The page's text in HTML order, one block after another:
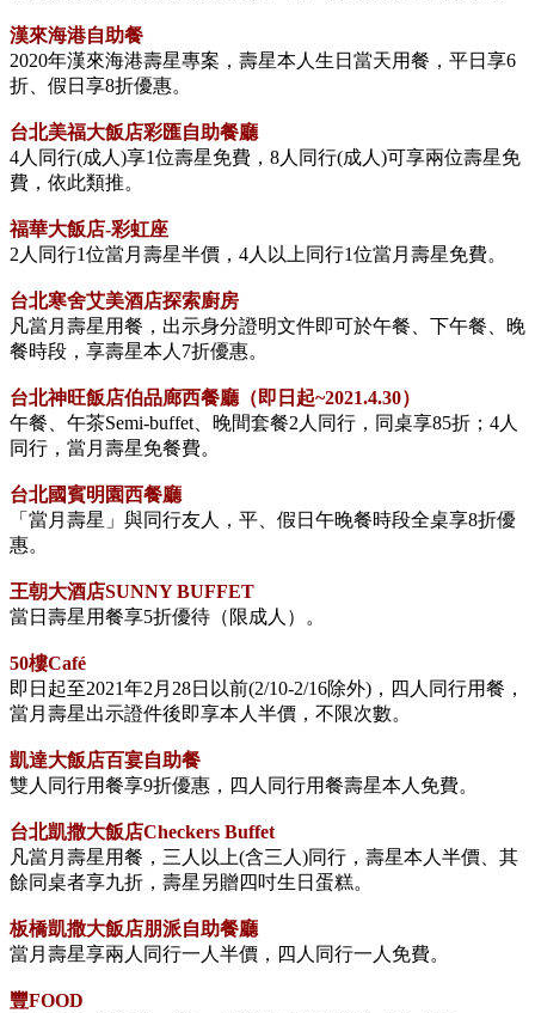
漢來海港自助餐
2020年漢來海港壽星專案，壽星本人生日當天用餐，平日享6
折、假日享8折優惠。
台北美福大飯店彩匯自助餐廳
4人同行(成人)享1位壽星免費，8人同行(成人)可享兩位壽星免
費，依此類推。
福華大飯店-彩虹座
2人同行1位當月壽星半價，4人以上同行1位當月壽星免費。
台北寒舍艾美酒店探索廚房
凡當月壽星用餐，出示身分證明文件即可於午餐、下午餐、晚
餐時段，享壽星本人7折優惠。
台北神旺飯店伯品廊西餐廳（即日起~2021.4.30）
午餐、午茶Semi-buffet、晚間套餐2人同行，同桌享85折；4人
同行，當月壽星免餐費。
台北國賓明園西餐廳
「當月壽星」與同行友人，平、假日午晚餐時段全桌享8折優
惠。
王朝大酒店SUNNY BUFFET
當日壽星用餐享5折優待（限成人）。
50樓Café
即日起至2021年2月28日以前(2/10-2/16除外)，四人同行用餐，
當月壽星出示證件後即享本人半價，不限次數。
凱達大飯店百宴自助餐
雙人同行用餐享9折優惠，四人同行用餐壽星本人免費。
台北凱撒大飯店Checkers Buffet
凡當月壽星用餐，三人以上(含三人)同行，壽星本人半價、其
餘同桌者享九折，壽星另贈四吋生日蛋糕。
板橋凱撒大飯店朋派自助餐廳
當月壽星享兩人同行一人半價，四人同行一人免費。
豐FOOD